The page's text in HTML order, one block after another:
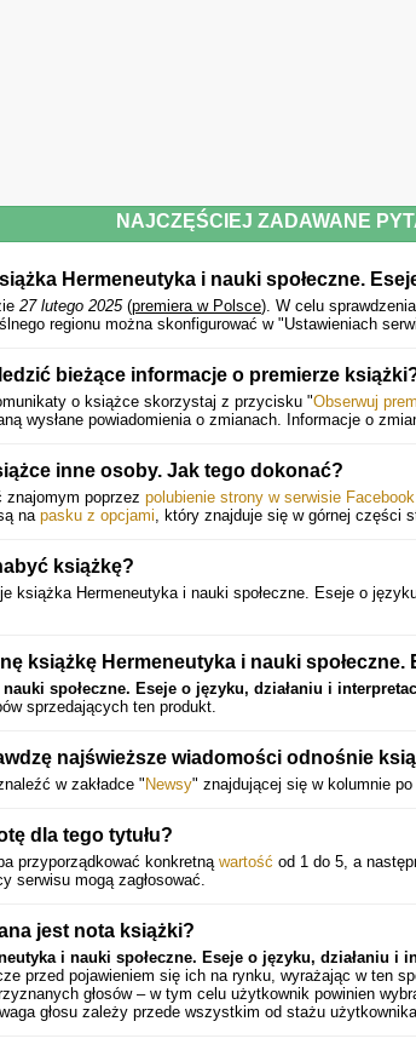
NAJCZĘŚCIEJ ZADAWANE
Hermeneutyka i nauki społeczne.
27 lutego 2025(premiera w Polsce). W celu
regionu można skonfigurować w "Ustawieniach
bieżące informacje o premierze
o książce skorzystaj z przycisku "Obserwuj
wysłane powiadomienia o zmianach. Informacje o
inne osoby. Jak tego dokonać?
poprzez polubienie strony w serwisie Facebook
na pasku z opcjami, który znajduje się w górnej części
książkę?
książka Hermeneutyka i nauki społeczne. Eseje o
książkę Hermeneutyka i nauki społeczne.
społeczne. Eseje o języku, działaniu i
sprzedających ten produkt.
najświeższe wiadomości odnośnie
w zakładce " Newsy" znajdującej się w kolumnie po
dla tego tytułu?
przyporządkować konkretną wartość od 1 do 5, a
serwisu mogą zagłosować.
jest nota książki?
i nauki społeczne. Eseje o języku, działaniu i
przed pojawieniem się ich na rynku, wyrażając w ten
głosów – w tym celu użytkownik powinien
głosu zależy przede wszystkim od stażu